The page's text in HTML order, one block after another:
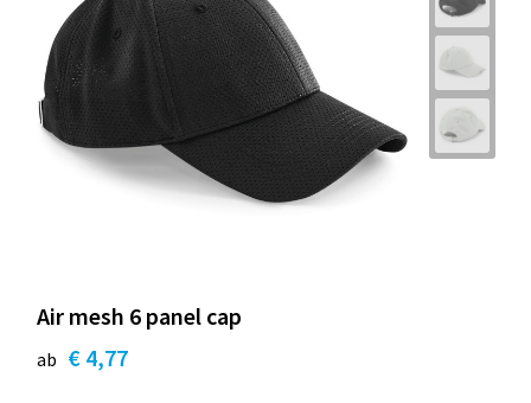
Air mesh 6 panel cap
ab € 4,77